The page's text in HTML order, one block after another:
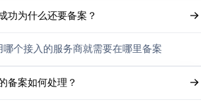
功为什么还要备案？
个接入的服务商就需要在哪里备案
备案如何处理？